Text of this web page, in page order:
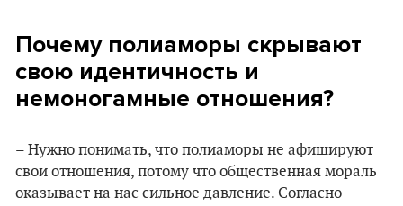
Почему полиаморы скрывают
свою идентичность и
немоногамные отношения?
– Нужно понимать, что полиаморы не афишируют
свои отношения, потому что общественная мораль
оказывает на нас сильное давление. Согласно